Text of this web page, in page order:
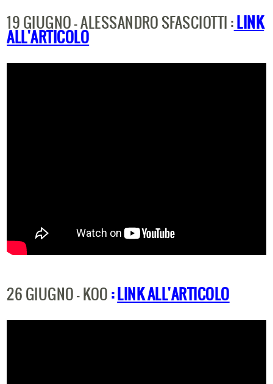
19 GIUGNO - ALESSANDRO SFASCIOTTI :LINK
ALL'ARTICOLO
26 GIUGNO - KOO :LINK ALL'ARTICOLO